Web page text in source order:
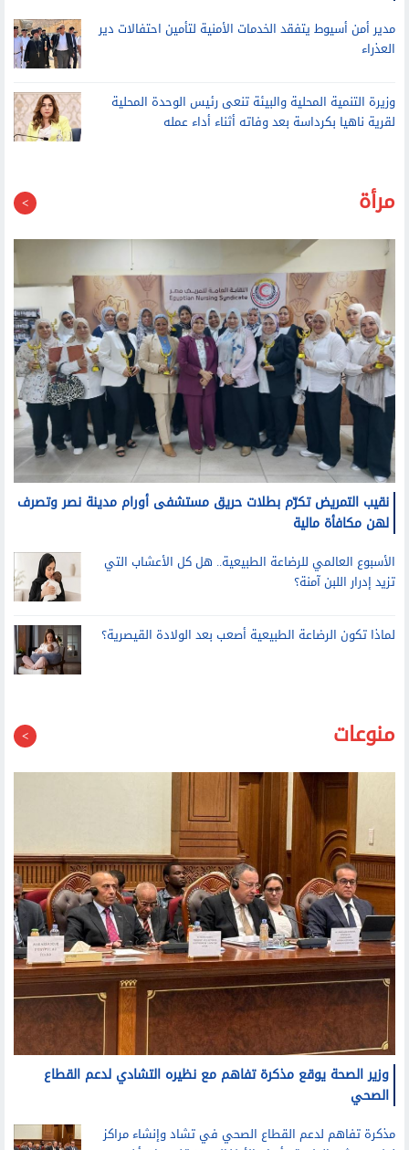
مدير أمن أسيوط يتفقد الخدمات الأمنية لتأمين احتفالات دير
العذراء
وزيرة التنمية المحلية والبيئة تنعى رئيس الوحدة المحلية
لقرية ناهيا بكرداسة بعد وفاته أثناء أداء عمله
مرأة
نقيب التمريض تكرّم بطلات حريق مستشفى أورام مدينة نصر وتصرف
لهن مكافأة مالية
الأسبوع العالمي للرضاعة الطبيعية.. هل كل الأعشاب التي
تزيد إدرار اللبن آمنة؟
لماذا تكون الرضاعة الطبيعية أصعب بعد الولادة القيصرية؟
منوعات
وزير الصحة يوقع مذكرة تفاهم مع نظيره التشادي لدعم القطاع
الصحي
مذكرة تفاهم لدعم القطاع الصحي في تشاد وإنشاء مراكز